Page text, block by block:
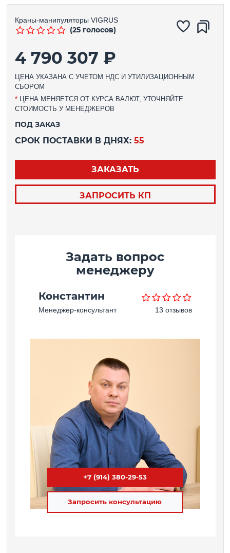
Краны-манипуляторы VIGRUS
(25 голосов)
4 790 307 ₽
ЦЕНА УКАЗАНА С УЧЕТОМ НДС И УТИЛИЗАЦИОННЫМ
СБОРОМ
*ЦЕНА МЕНЯЕТСЯ ОТ КУРСА ВАЛЮТ, УТОЧНЯЙТЕ
СТОИМОСТЬ У МЕНЕДЖЕРОВ
ПОД ЗАКАЗ
СРОК ПОСТАВКИ В ДНЯХ: 55
ЗАКАЗАТЬ
ЗАПРОСИТЬ КП
Задать вопрос
менеджеру
Константин
Менеджер-консультант 13 отзывов
+7 (914) 380-29-53
Запросить консультацию